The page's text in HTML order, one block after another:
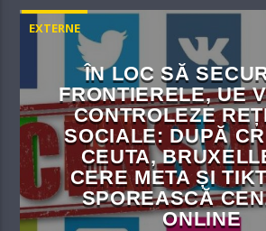
EXTERNE
ÎN LOC SĂ
FRONTIERELE, UE
CONTROLEZE
SOCIALE: DUPĂ
CEUTA,
CERE META ȘI
SPOREASCĂ
ONLINE